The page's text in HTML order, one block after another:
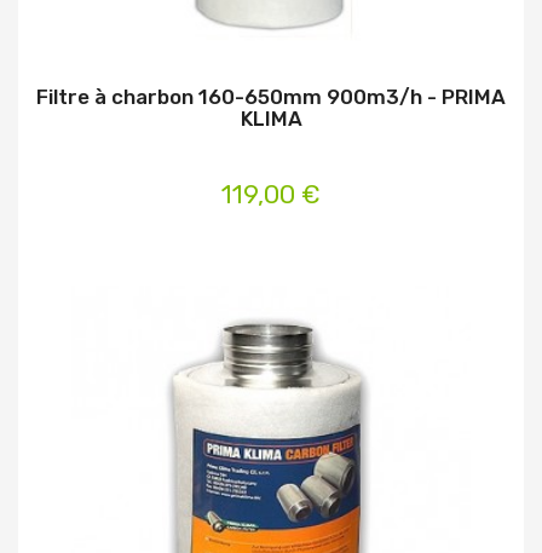
Filtre à charbon 160-650mm 900m3/h - PRIMA
KLIMA
119,00 €